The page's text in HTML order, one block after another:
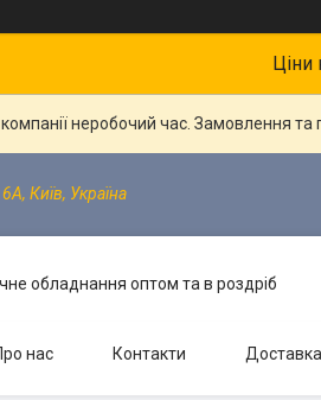
Ціни
неробочий час. Замовлення
Київ, Україна
обладнання оптом та в роздріб
нас Контакти